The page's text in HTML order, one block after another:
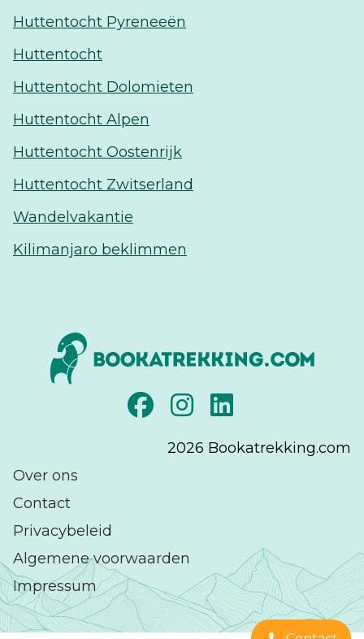
Huttentocht Pyreneeën
Huttentocht
Huttentocht Dolomieten
Huttentocht Alpen
Huttentocht Oostenrijk
Huttentocht Zwitserland
Wandelvakantie
Kilimanjaro beklimmen
2026 Bookatrekking.com
Over ons
Contact
Privacybeleid
Algemene voorwaarden
Impressum